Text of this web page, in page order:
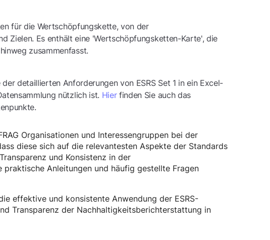
für die Wertschöpfungskette, von der
Zielen. Es enthält eine 'Wertschöpfungsketten-Karte', die
zusammenfasst.
detaillierten Anforderungen von ESRS Set 1 in ein Excel-
nützlich ist. Hierfinden Sie auch das
Organisationen und Interessengruppen bei der
diese sich auf die relevantesten Aspekte der Standards
und Konsistenz in der
Anleitungen und häufig gestellte Fragen
effektive und konsistente Anwendung der ESRS-
Transparenz der Nachhaltigkeitsberichterstattung in